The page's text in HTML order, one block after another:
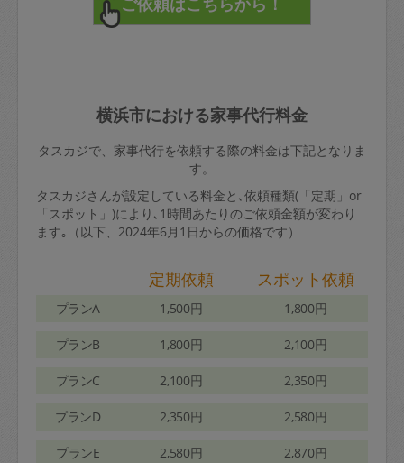
横浜市における家事代行料金
タスカジで、家事代行を依頼する際の料金は下記となりま
す。
タスカジさんが設定している料金と､依頼種類(「定期」or
「スポット」)により､1時間あたりのご依頼金額が変わり
ます｡（以下、2024年6月1日からの価格です）
定期依頼 スポット依頼
プランA 1,500円 1,800円
プランB 1,800円 2,100円
プランC 2,100円 2,350円
プランD 2,350円 2,580円
プランE 2,580円 2,870円